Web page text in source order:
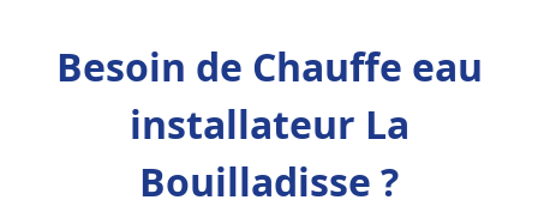
Besoin de Chauffe eau
installateur La
Bouilladisse ?